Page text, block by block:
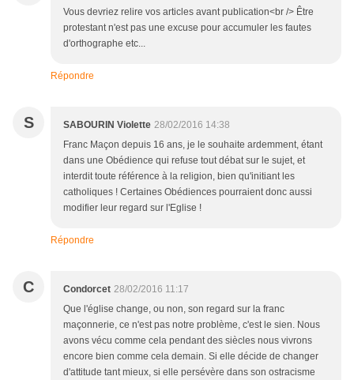
Vous devriez relire vos articles avant publication<br /> Être
protestant n'est pas une excuse pour accumuler les fautes
d'orthographe etc...
Répondre
S SABOURIN Violette 28/02/2016 14:38
Franc Maçon depuis 16 ans, je le souhaite ardemment, étant
dans une Obédience qui refuse tout débat sur le sujet, et
interdit toute référence à la religion, bien qu'initiant les
catholiques ! Certaines Obédiences pourraient donc aussi
modifier leur regard sur l'Eglise !
Répondre
C Condorcet 28/02/2016 11:17
Que l'église change, ou non, son regard sur la franc
maçonnerie, ce n'est pas notre problème, c'est le sien. Nous
avons vécu comme cela pendant des siècles nous vivrons
encore bien comme cela demain. Si elle décide de changer
d'attitude tant mieux, si elle persévère dans son ostracisme